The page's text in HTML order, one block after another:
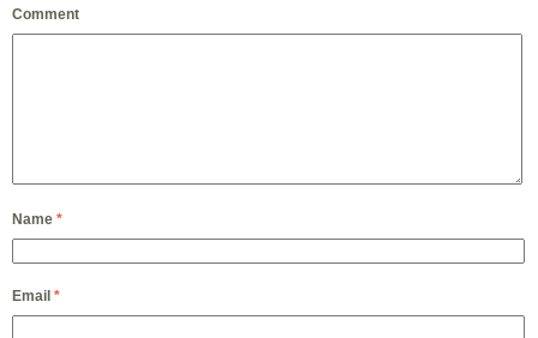
Comment
Name *
Email *